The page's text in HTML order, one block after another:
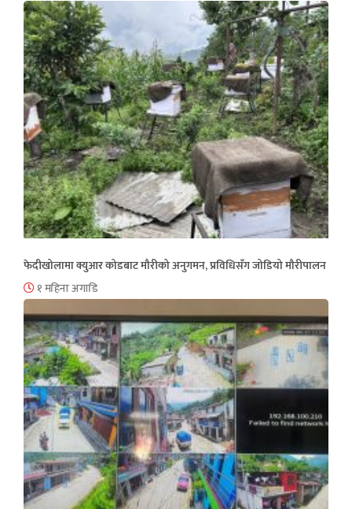
फेदीखोलामा क्युआर कोडबाट मौरीको अनुगमन, प्रविधिसँग जोडियो मौरीपालन
१ महिना अगाडि